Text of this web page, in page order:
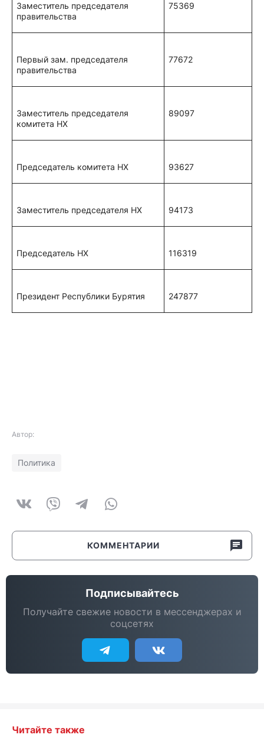
Заместитель председателя
правительства
75369
Первый зам. председателя
правительства
77672
Заместитель председателя
комитета НХ
89097
Председатель комитета НХ 93627
Заместитель председателя НХ 94173
Председатель НХ 116319
Президент Республики Бурятия 247877
Автор:
Политика
КОММЕНТАРИИ
Подписывайтесь
Получайте свежие новости в мессенджерах и
соцсетях
Читайте также